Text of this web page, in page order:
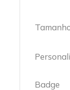
Badge